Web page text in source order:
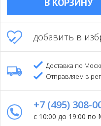
добавить в
Доставка по
Отправляем в
+7 (495) 308-
с 10:00 до 19:00 по